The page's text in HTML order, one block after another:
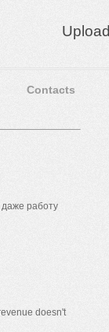
Upload
Contacts
работу
doesn't